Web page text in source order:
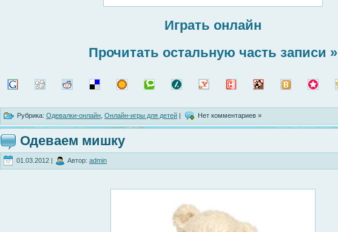
Играть онлайн
Прочитать остальную часть записи »
Рубрика: Одевалки-онлайн Онлайн-игры для детей | Нет комментариев »
Одеваем мишку
01.03.2012 | Автор: admin